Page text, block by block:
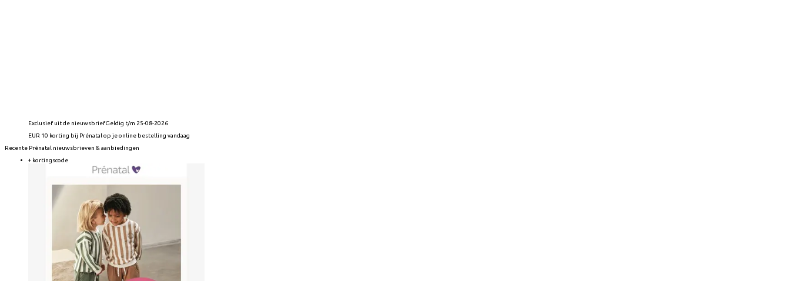
Exclusief uit de nieuwsbriefGeldig t/m 25-08-2026
EUR 10 korting bij Prénatal op je online bestelling vandaag
Recente Prénatal nieuwsbrieven & aanbiedingen
+ kortingscode